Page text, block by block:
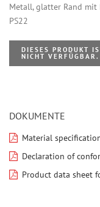
Metall, glatter Rand mit
PS22
DIESES PRODUKT
NICHT VERFÜGBAR.
DOKUMENTE
Material
Declaration of
Product data sheet